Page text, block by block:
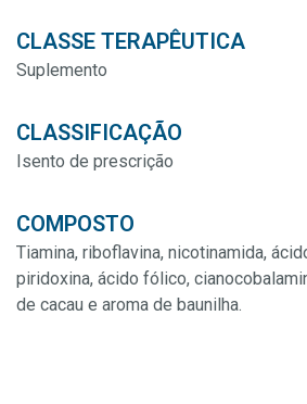
CLASSE TERAPÊUTICA
Suplemento
CLASSIFICAÇÃO
Isento de prescrição
COMPOSTO
Tiamina, riboflavina, nicotinamida,
piridoxina, ácido fólico,
de cacau e aroma de baunilha.